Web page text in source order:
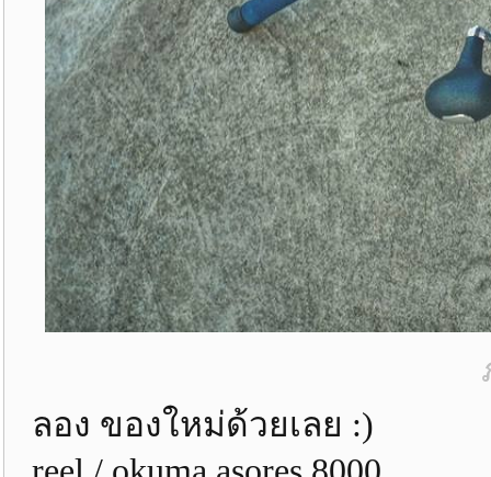
ลอง ของใหม่ด้วยเลย :)